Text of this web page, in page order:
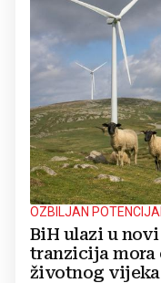
OZBILJAN
BiH ulazi u
tranzicija mora
životnog